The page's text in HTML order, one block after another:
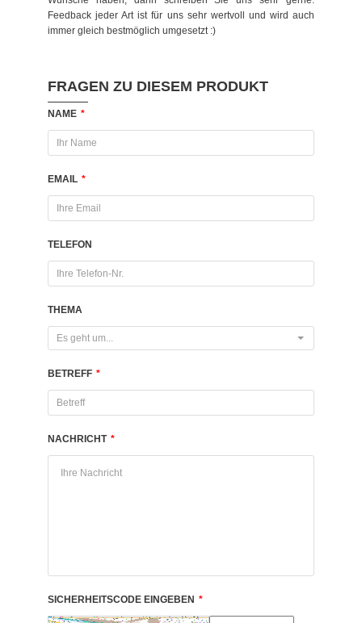
FRAGEN ZU DIESEM PRODUKT
NAME *
EMAIL *
TELEFON
THEMA
Es geht um...
BETREFF *
NACHRICHT *
SICHERHEITSCODE EINGEBEN *
Feedback jeder Art ist für uns sehr wertvoll und wird auch
immer gleich bestmöglich umgesetzt :)